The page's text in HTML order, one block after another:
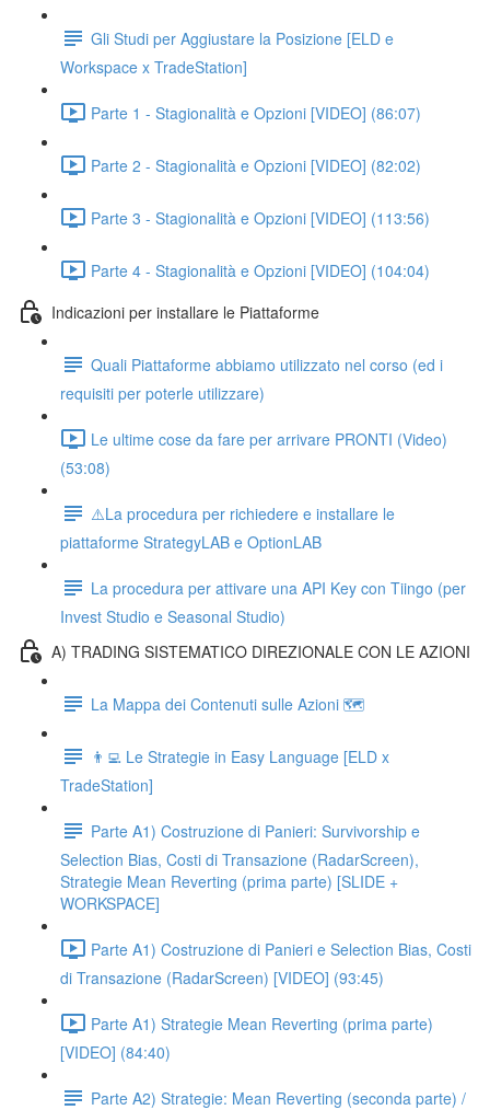
Gli Studi per Aggiustare la Posizione [ELD e
Workspace x TradeStation]
Parte 1 - Stagionalità e Opzioni [VIDEO] (86:07)
Parte 2 - Stagionalità e Opzioni [VIDEO] (82:02)
Parte 3 - Stagionalità e Opzioni [VIDEO] (113:56)
Parte 4 - Stagionalità e Opzioni [VIDEO] (104:04)
Indicazioni per installare le Piattaforme
Quali Piattaforme abbiamo utilizzato nel corso (ed i
requisiti per poterle utilizzare)
Le ultime cose da fare per arrivare PRONTI (Video)
(53:08)
⚠️La procedura per richiedere e installare le
piattaforme StrategyLAB e OptionLAB
La procedura per attivare una API Key con Tiingo (per
Invest Studio e Seasonal Studio)
A) TRADING SISTEMATICO DIREZIONALE CON LE AZIONI
La Mappa dei Contenuti sulle Azioni 🗺
👨‍💻 Le Strategie in Easy Language [ELD x
TradeStation]
Parte A1) Costruzione di Panieri: Survivorship e
Selection Bias, Costi di Transazione (RadarScreen),
Strategie Mean Reverting (prima parte) [SLIDE +
WORKSPACE]
Parte A1) Costruzione di Panieri e Selection Bias, Costi
di Transazione (RadarScreen) [VIDEO] (93:45)
Parte A1) Strategie Mean Reverting (prima parte)
[VIDEO] (84:40)
Parte A2) Strategie: Mean Reverting (seconda parte) /